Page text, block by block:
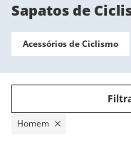
Sapatos de
Acessórios de Ciclismo
Homem